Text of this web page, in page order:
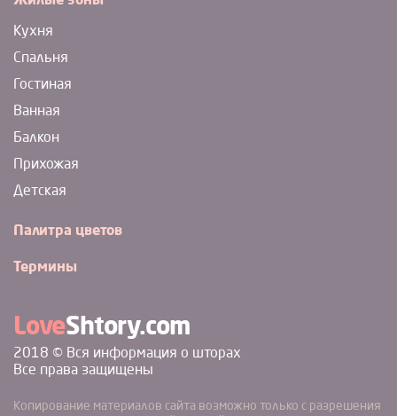
Кухня
Спальня
Гостиная
Ванная
Балкон
Прихожая
Детская
Палитра цветов
Термины
LoveShtory.com
2018 © Вся информация о шторах
Все права защищены
Копирование материалов сайта возможно только с разрешения